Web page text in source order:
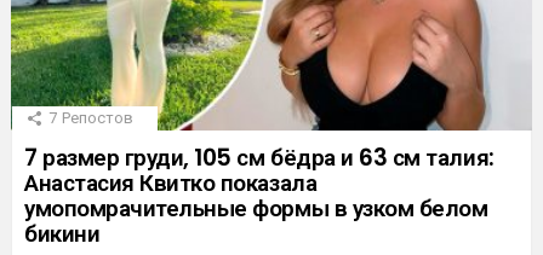
7 Репостов
7 размер груди, 105 см бёдра и 63 см талия:
Анастасия Квитко показала
умопомрачительные формы в узком белом
бикини